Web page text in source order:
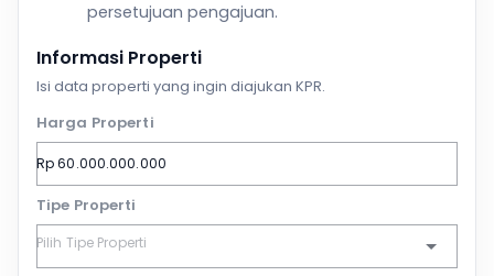
persetujuan pengajuan.
Informasi Properti
Isi data properti yang ingin diajukan KPR.
Harga Properti
Tipe Properti